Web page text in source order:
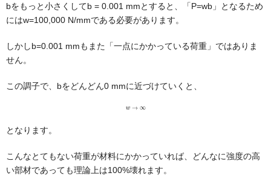
bをもっと小さくしてb = 0.001 mmとすると、「P=wb」となるため
にはw=100,000 N/mmである必要があります。
しかしb=0.001 mmもまた「一点にかかっている荷重」ではありま
せん。
この調子で、bをどんどん0 mmに近づけていくと、
w→∞
となります。
こんなとてもない荷重が材料にかかっていれば、どんなに強度の高
い部材であっても理論上は100%壊れます。